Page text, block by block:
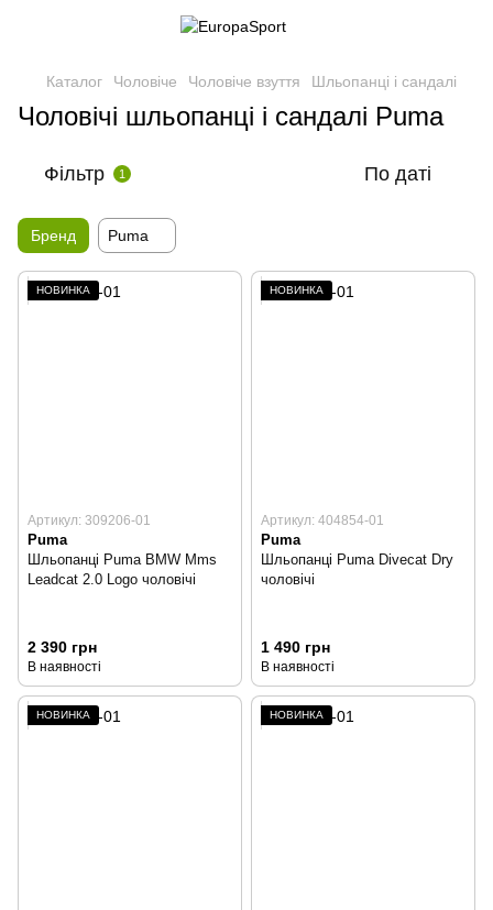
Каталог Чоловіче Чоловіче взуття Шльопанці і сандалі
Чоловічі шльопанці і сандалі Puma
Фільтр 1 По даті
Бренд Puma
НОВИНКА
Артикул: 309206-01
Puma
Шльопанці Puma BMW Mms
Leadcat 2.0 Logo чоловічі
2 390 грн
В наявності
НОВИНКА
Артикул: 404854-01
Puma
Шльопанці Puma Divecat Dry
чоловічі
1 490 грн
В наявності
НОВИНКА НОВИНКА